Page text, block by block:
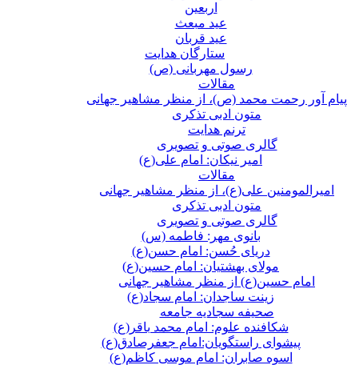
اربعین
عید مبعث
عید قربان
ستارگان هدایت
رسول مهربانی (ص)
مقالات
پیام آور رحمت محمد (ص)، از منظر مشاهیر جهانی
متون ادبی تذکری
ترنم هدایت
گالری صوتی و تصویری
امیر نیکان: امام علی(ع)
مقالات
امیرالمومنین علی(ع)، از منظر مشاهیر جهانی
متون ادبی تذکری
گالری صوتی و تصویری
بانوی مهر: فاطمه (س)
دریای حُسن: امام حسن(ع)
مولای بهشتیان: امام حسین(ع)
امام حسین(ع) از منظر مشاهیر جهانی
زینت ساجدان: امام سجاد(ع)
صحیفه سجادیه جامعه
شکافنده علوم: امام محمد باقر(ع)
پیشوای راستگویان:امام جعفرصادق(ع)
اسوه صابران: امام موسی کاظم(ع)